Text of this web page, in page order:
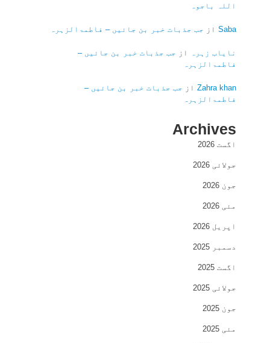
اللہ باجوہ
Saba از جب جذبات خبر بن جائیں – فاطمۃالزہرہ
نایاب زہرہ از جب جذبات خبر بن جائیں –
فاطمۃالزہرہ
Zahra khan از جب جذبات خبر بن جائیں –
فاطمۃالزہرہ
Archives
اگست 2026
جولائی 2026
جون 2026
مئی 2026
اپریل 2026
دسمبر 2025
اگست 2025
جولائی 2025
جون 2025
مئی 2025